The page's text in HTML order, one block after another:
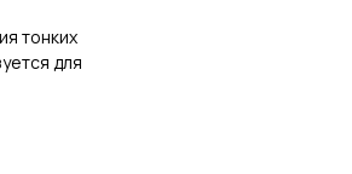
тонких
для